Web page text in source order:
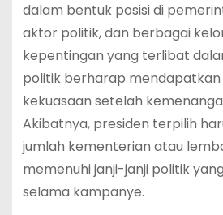
dalam bentuk posisi di
aktor politik, dan berbagai
kepentingan yang terlibat
politik berharap mendapatkan
kekuasaan setelah
Akibatnya, presiden terpilih
jumlah kementerian atau
memenuhi janji-janji politik
selama kampanye.